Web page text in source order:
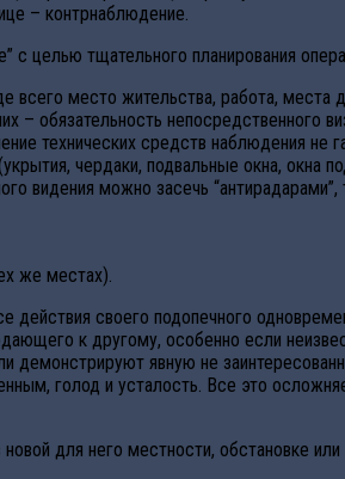
– контрнаблюдение.
с целью тщательного планирования
место жительства, работа, места
обязательность непосредственного
технических средств наблюдения не
чердаки, подвальные окна, окна
видения можно засечь “антирадарами”,
же местах).
своего подопечного
к другому, особенно если
демонстрируют явную не
голод и усталость. Все это
для него местности, обстановке